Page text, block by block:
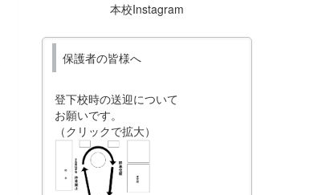
本校Instagram
保護者の皆様へ
登下校時の送迎について
お願いです。
（クリックで拡大）